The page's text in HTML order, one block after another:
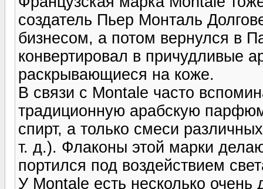
создатель Пьер Монталь
бизнесом, а потом вернулся в
конвертировал в причудливые
раскрывающиеся на коже.
В связи с Montale часто
традиционную арабскую
спирт, а только смеси
т. д.). Флаконы этой марки
портился под воздействием
У Montale есть несколько